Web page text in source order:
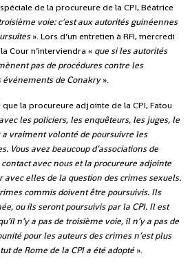
de la procureure de la CPI, Béatrice
voie: c'est aux autorités guinéennes
». Lors d’un entretien à RFI, mercredi
Cour n’interviendra « que si les autorités
pas de procédures contre les
événements de Conakry».
la procureure adjointe de la CPI, Fatou
les policiers, les enquêteurs, les juges, le
vraiment volonté de poursuivre les
Vous avez beaucoup d’associations de
avec nous et la procureure adjointe
elles de la question des crimes sexuels.
commis doivent être poursuivis. Ils
ou ils seront poursuivis par la CPI. Il est
n’y a pas de troisième voie, il n’y a pas de
pour les auteurs des crimes n’est plus
de Rome de la CPI a été adopté».